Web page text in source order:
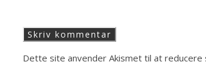
Dette site anvender Akismet til at reducere